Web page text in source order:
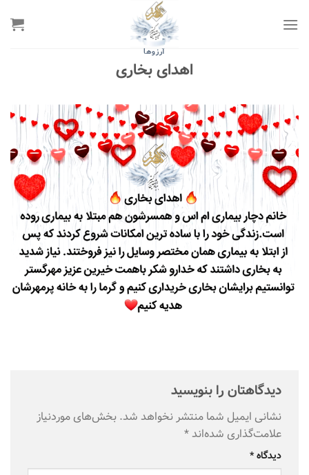
آرزوها
اهدای بخاری
دیدگاهتان را بنویسید
نشانی ایمیل شما منتشر نخواهد شد. بخش‌های موردنیاز
علامت‌گذاری شده‌اند *
دیدگاه*